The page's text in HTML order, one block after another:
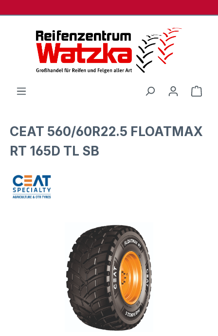
CEAT 560/60R22.5 FLOATMAX
RT 165D TL SB
Bildergalerie überspringen